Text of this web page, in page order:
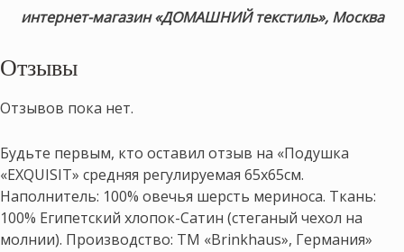
интернет-магазин «ДОМАШНИЙ текстиль», Москва
Отзывы
Отзывов пока нет.
Будьте первым, кто оставил отзыв на «Подушка
«EXQUISIT» средняя регулируемая 65х65см.
Наполнитель: 100% овечья шерсть мериноса. Ткань:
100% Египетский хлопок-Сатин (стеганый чехол на
молнии). Производство: ТМ «Brinkhaus», Германия»